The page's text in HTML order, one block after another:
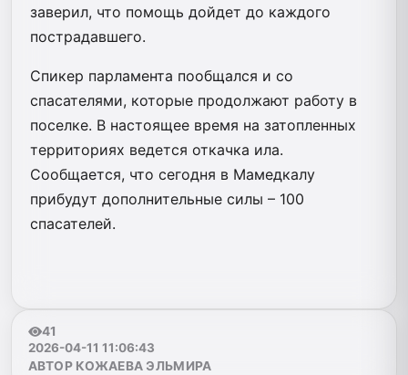
заверил, что помощь дойдет до каждого
пострадавшего.
Спикер парламента пообщался и со
спасателями, которые продолжают работу в
поселке. В настоящее время на затопленных
территориях ведется откачка ила.
Сообщается, что сегодня в Мамедкалу
прибудут дополнительные силы – 100
спасателей.
41
2026-04-11 11:06:43
АВТОР КОЖАЕВА ЭЛЬМИРА